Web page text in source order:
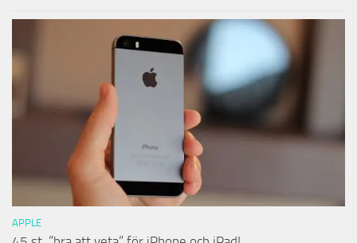
APPLE